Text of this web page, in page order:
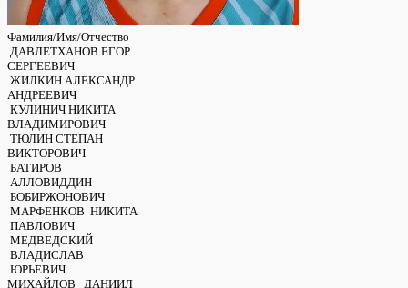
Фамилия/Имя/Отчество
ДАВЛЕТХАНОВ ЕГОР
СЕРГЕЕВИЧ
ЖИЛКИН АЛЕКСАНДР
АНДРЕЕВИЧ
КУЛИНИЧ НИКИТА
ВЛАДИМИРОВИЧ
ТЮЛИН СТЕПАН
ВИКТОРОВИЧ
БАТИРОВ
АЛЛОВИДДИН
БОБИРЖОНОВИЧ
МАРФЕНКОВ НИКИТА
ПАВЛОВИЧ
МЕДВЕДСКИЙ
ВЛАДИСЛАВ
ЮРЬЕВИЧ
МИХАЙЛОВ ДАНИИЛ